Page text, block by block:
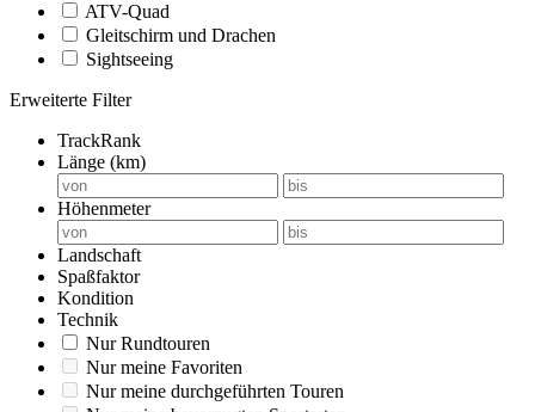
ATV-Quad
Gleitschirm und Drachen
Sightseeing
Erweiterte Filter
TrackRank
Länge (km)
Höhenmeter
Landschaft
Spaßfaktor
Kondition
Technik
Nur Rundtouren
Nur meine Favoriten
Nur meine durchgeführten Touren